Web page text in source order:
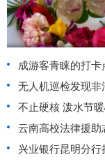
成游客青睐的打
无人机巡检发现
不止硬核 泼水节
云南高校法律援
兴业银行昆明分